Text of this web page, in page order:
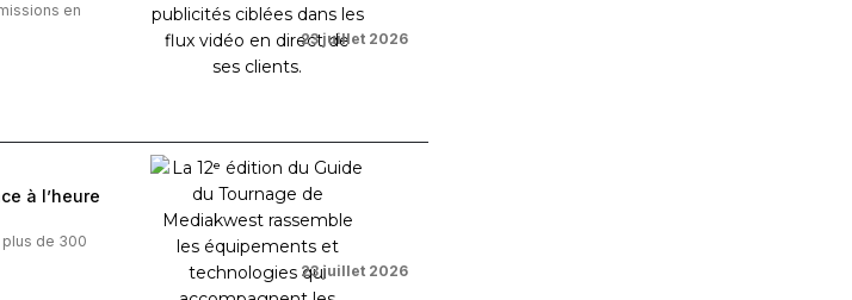
en
23 juillet 2026
à l’heure
plus de 300
23 juillet 2026